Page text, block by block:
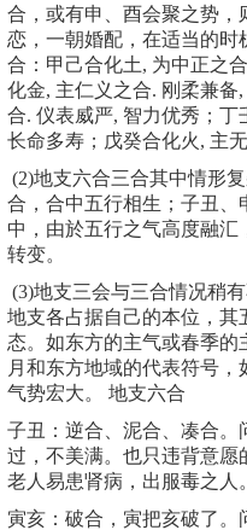
合，或有申、酉会聚之势，
恋，一朝婚配，在适当的时
合：甲己合化土, 为中正之
化金, 主仁义之合. 刚柔兼备
合. 仪表威严, 智力优秀；丁
长命多寿；戊癸合化火, 主
(2)地支六合三合其中情形
合，合中五行相生；子丑、
中，由於五行之气高度融
转变。
(3)地支三会与三合情况稍
地支各占据自己的本位，其
态。如东方的主气或春季
月和东方地域的代表符号
气势宏大。 地支六合
子丑：逆合、泥合、凑合。
过，不美满。也只违背意
老人易患肾病，出服毒
寅亥：破合，寅把亥破了